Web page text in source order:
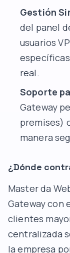
Gestión
del panel
usuarios
real.
Soporte
Gateway
premises)
manera
¿Dónde
Master da
Gateway con
clientes
centralizada
la empresa